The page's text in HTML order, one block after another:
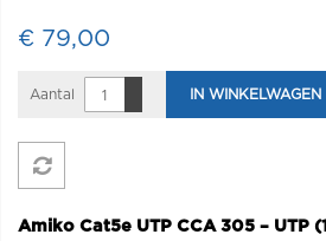
€ 79,00
Aantal IN WINKELWAGEN
Amiko Cat5e UTP CCA 305 – UTP (1